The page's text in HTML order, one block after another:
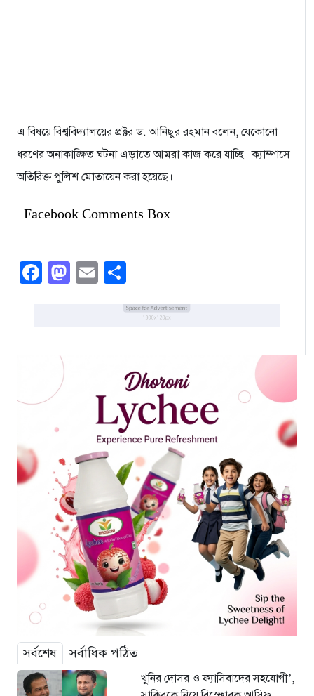
এ বিষয়ে বিশ্ববিদ্যালয়ের প্রক্টর ড. আনিছুর রহমান বলেন, যেকোনো
ধরণের অনাকাঙ্ক্ষিত ঘটনা এড়াতে আমরা কাজ করে যাচ্ছি। ক্যাম্পাসে
অতিরিক্ত পুলিশ মোতায়েন করা হয়েছে।
Facebook Comments Box
Facebook
Mastodon
Email
সর্বশেষ সর্বাধিক পঠিত
খুনির দোসর ও ফ্যাসিবাদের সহযোগী’,